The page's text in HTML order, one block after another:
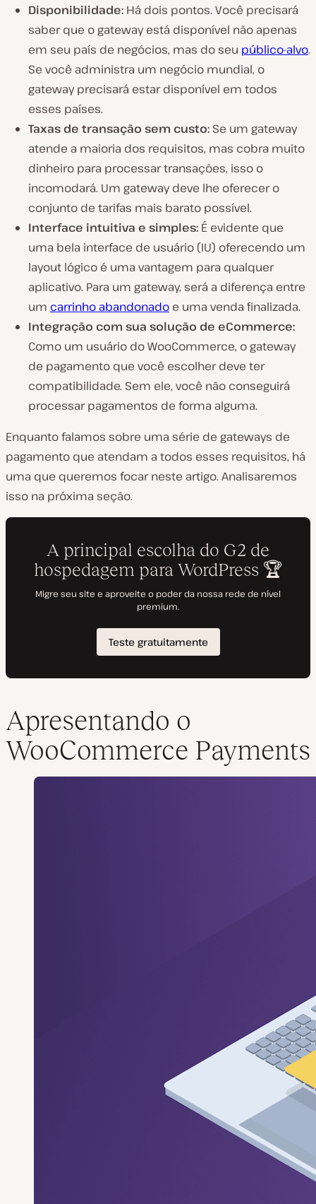
Disponibilidade: Há dois pontos. Você precisará
saber que o gateway está disponível não apenas
em seu país de negócios, mas do seu público-alvo.
Se você administra um negócio mundial, o
gateway precisará estar disponível em todos
esses países.
Taxas de transação sem custo: Se um gateway
atende a maioria dos requisitos, mas cobra muito
dinheiro para processar transações, isso o
incomodará. Um gateway deve lhe oferecer o
conjunto de tarifas mais barato possível.
Interface intuitiva e simples: É evidente que
uma bela interface de usuário (IU) oferecendo um
layout lógico é uma vantagem para qualquer
aplicativo. Para um gateway, será a diferença entre
um carrinho abandonado e uma venda finalizada.
Integração com sua solução de eCommerce:
Como um usuário do WooCommerce, o gateway
de pagamento que você escolher deve ter
compatibilidade. Sem ele, você não conseguirá
processar pagamentos de forma alguma.
Enquanto falamos sobre uma série de gateways de
pagamento que atendam a todos esses requisitos, há
uma que queremos focar neste artigo. Analisaremos
isso na próxima seção.
Apresentando o
WooCommerce Payments